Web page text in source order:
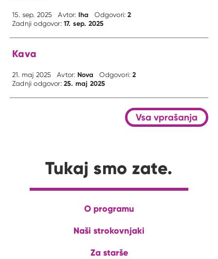
15. sep. 2025 Avtor: Iha Odgovori:2
Zadnji odgovor:17. sep. 2025
Kava
21. maj 2025 Avtor: Nova Odgovori:2
Zadnji odgovor:25. maj 2025
Vsa vprašanja
Tukaj smo zate.
O programu
Naši strokovnjaki
Za starše